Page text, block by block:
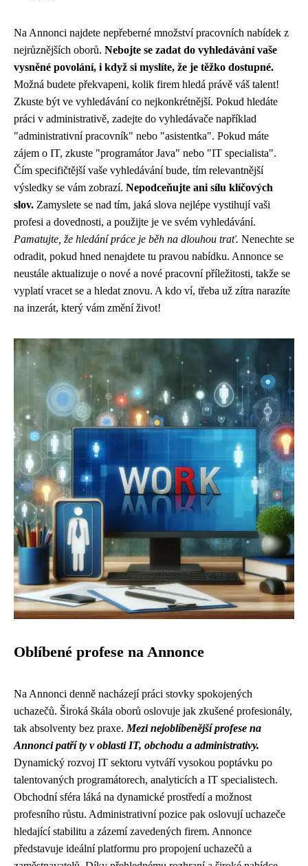
Na Annonci najdete nepřeberné množství pracovních nabídek z
nejrůznějších oborů. Nebojte se zadat do vyhledávání vaše
vysněné povolání, i když si myslíte, že je těžko dostupné.
Možná budete překvapeni, kolik firem hledá právě váš talent!
Zkuste být ve vyhledávání co nejkonkrétnější. Pokud hledáte
práci v administrativě, zadejte do vyhledávače například
"administrativní pracovník" nebo "asistentka". Pokud máte
zájem o IT, zkuste "programátor Java" nebo "IT specialista".
Čím specifičtější vaše vyhledávání bude, tím relevantnější
výsledky se vám zobrazí. Nepodceňujte ani sílu klíčových
slov. Zamyslete se nad tím, jaká slova nejlépe vystihují vaši
profesi a dovednosti, a použijte je ve svém vyhledávání.
Pamatujte, že hledání práce je běh na dlouhou trať. Nenechte se
odradit, pokud hned nenajdete tu pravou nabídku. Annonce se
neustále aktualizuje o nové a nové pracovní příležitosti, takže se
vyplatí vracet se a hledat znovu. A kdo ví, třeba už zítra narazíte
na inzerát, který vám změní život!
Oblíbené profese na Annonce
Na Annonci denně nacházejí práci stovky spokojených
uchazečů. Široká škála oborů oslovuje jak zkušené profesionály,
tak absolventy bez praxe. Mezi nejoblíbenější profese na
Annonci patří ty v oblasti IT, obchodu a administrativy.
Dynamický rozvoj IT sektoru vytváří vysokou poptávku po
talentovaných programátorech, analyticích a IT specialistech.
Obchodní sféra láká na dynamické prostředí a možnost
profesního růstu. Administrativní pozice pak oslovují uchazeče
hledající stabilitu a zázemí zavedených firem. Annonce
představuje ideální platformu pro propojení uchazečů a